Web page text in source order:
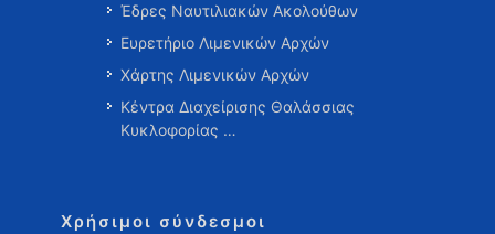
Έδρες Ναυτιλιακών Ακολούθων
Ευρετήριο Λιμενικών Αρχών
Χάρτης Λιμενικών Αρχών
Κέντρα Διαχείρισης Θαλάσσιας
Κυκλοφορίας …
Χρήσιμοι σύνδεσμοι